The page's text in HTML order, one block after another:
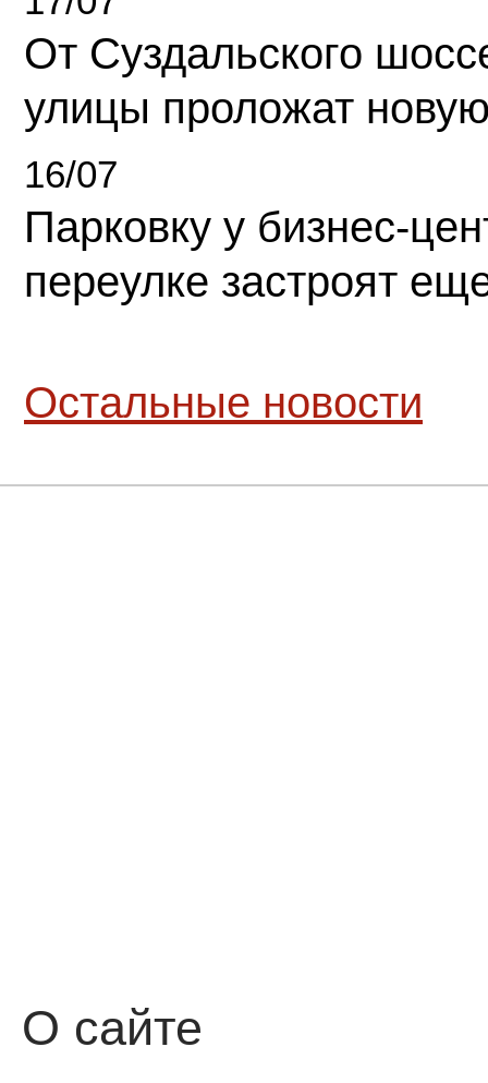
От Суздальского
улицы проложат
16/07
Парковку у бизнес-
переулке застроят
Остальные новости
О сайте